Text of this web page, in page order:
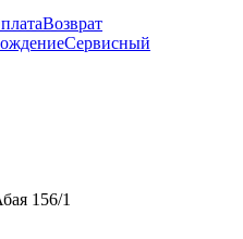
Возврат
Сервисный
156/1